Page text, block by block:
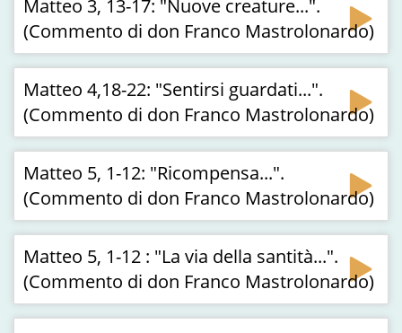
Matteo 3, 13-17: "Nuove creature...".
(Commento di don Franco Mastrolonardo)
Matteo 4,18-22: "Sentirsi guardati...".
(Commento di don Franco Mastrolonardo)
Matteo 5, 1-12: "Ricompensa...".
(Commento di don Franco Mastrolonardo)
Matteo 5, 1-12 : "La via della santità...".
(Commento di don Franco Mastrolonardo)